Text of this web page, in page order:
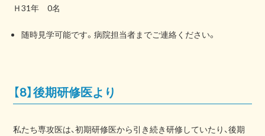
Ｈ31年 0名
随時見学可能です。病院担当者までご連絡ください。
【8】後期研修医より
私たち専攻医は、初期研修医から引き続き研修していたり、後期